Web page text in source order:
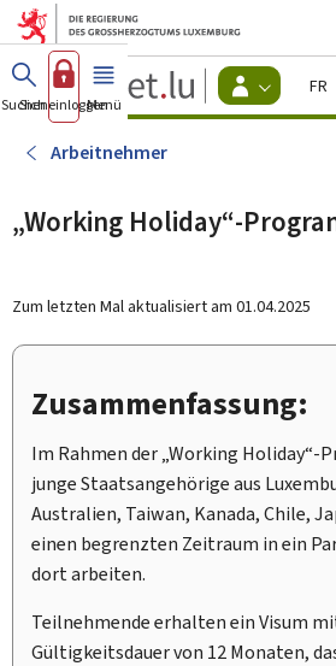
Zum Hauptmenü
Zum Inhalt
Guichet.lu
Changer
d'espace
actif
Suchen
Sich einloggen
Menü Haupt-
Arbeitnehmer
„Working Holiday“-
Zum letzten Mal aktualisiert am 01.04.2025
Zusammenfassung:
Im Rahmen der „Working Holiday“-
junge Staatsangehörige aus
Australien, Taiwan, Kanada, Chile,
einen begrenzten Zeitraum in ein
dort arbeiten.
Teilnehmende erhalten ein Visum
Gültigkeitsdauer von 12 Monaten,